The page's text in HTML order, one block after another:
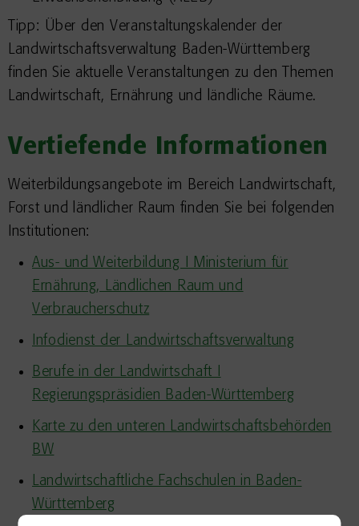
Tipp: Über den Veranstaltungskalender der
Landwirtschaftsverwaltung Baden-Württemberg
finden Sie aktuelle Veranstaltungen zu den Themen
Landwirtschaft, Ernährung und ländliche Räume.
Vertiefende Informationen
Weiterbildungsangebote im Bereich Landwirtschaft,
Forst und ländlicher Raum finden Sie bei folgenden
Institutionen:
Aus- und Weiterbildung I Ministerium für
Ernährung, Ländlichen Raum und
Verbraucherschutz
Infodienst der Landwirtschaftsverwaltung
Berufe in der Landwirtschaft I
Regierungspräsidien Baden-Württemberg
Karte zu den unteren Landwirtschaftsbehörden
BW
Landwirtschaftliche Fachschulen in Baden-
Württemberg